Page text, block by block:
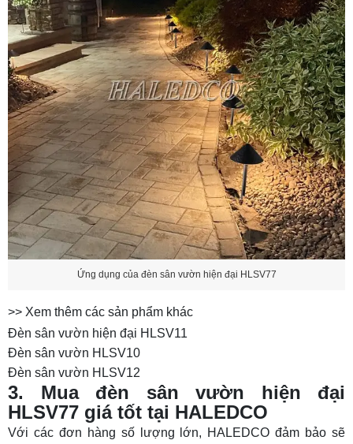
Ứng dụng của đèn sân vườn hiện đại HLSV77
>> Xem thêm các sản phẩm khác
Đèn sân vườn hiện đại HLSV11
Đèn sân vườn HLSV10
Đèn sân vườn HLSV12
3. Mua đèn sân vườn hiện đại
HLSV77 giá tốt tại HALEDCO
Với các đơn hàng số lượng lớn, HALEDCO đảm bảo sẽ